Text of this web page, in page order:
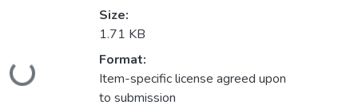
Loading...
Size:
1.71 KB
Format:
Item-specific license agreed upon
to submission